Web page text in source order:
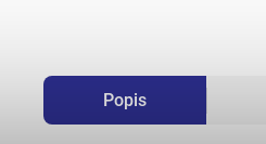
Popis